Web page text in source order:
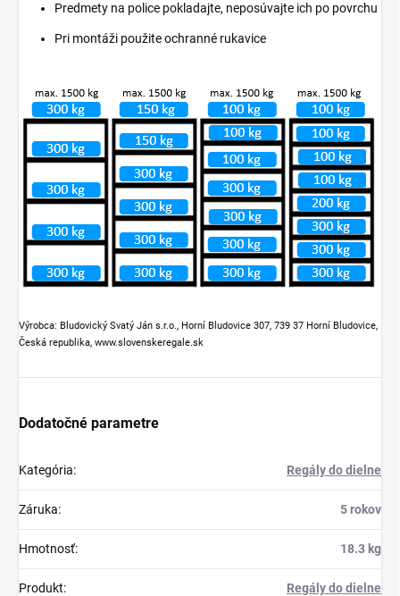
Predmety na police pokladajte, neposúvajte ich po povrchu
Pri montáži použite ochranné rukavice
Výrobca: Bludovický Svatý Ján s.r.o., Horní Bludovice 307, 739 37 Horní Bludovice,
Česká republika, www.slovenskeregale.sk
Dodatočné parametre
Kategória: Regály do dielne
Záruka: 5 rokov
Hmotnosť: 18.3 kg
Produkt: Regály do dielne